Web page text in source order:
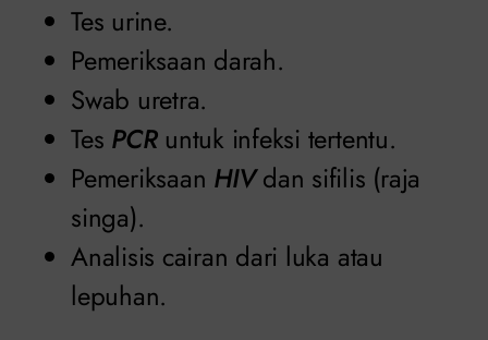
Tes urine.
Pemeriksaan darah.
Swab uretra.
Tes PCRuntuk infeksi tertentu.
Pemeriksaan HIVdan sifilis (raja
singa).
Analisis cairan dari luka atau
lepuhan.